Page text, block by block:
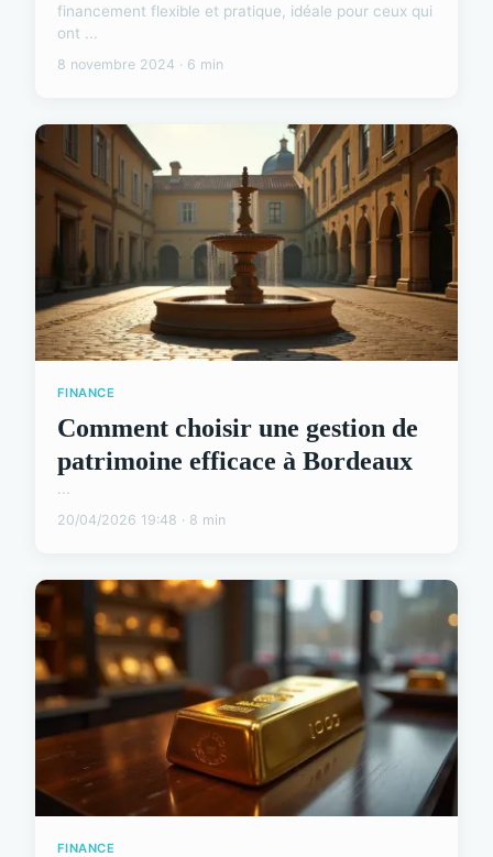
financement flexible et pratique, idéale pour ceux qui
ont ...
8 novembre 2024 · 6 min
FINANCE
Comment choisir une gestion de
patrimoine efficace à Bordeaux
...
20/04/2026 19:48 · 8 min
FINANCE